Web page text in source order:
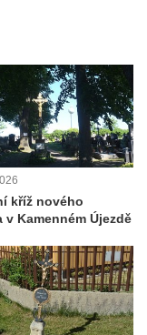
kříž nového
v Kamenném Újezdě